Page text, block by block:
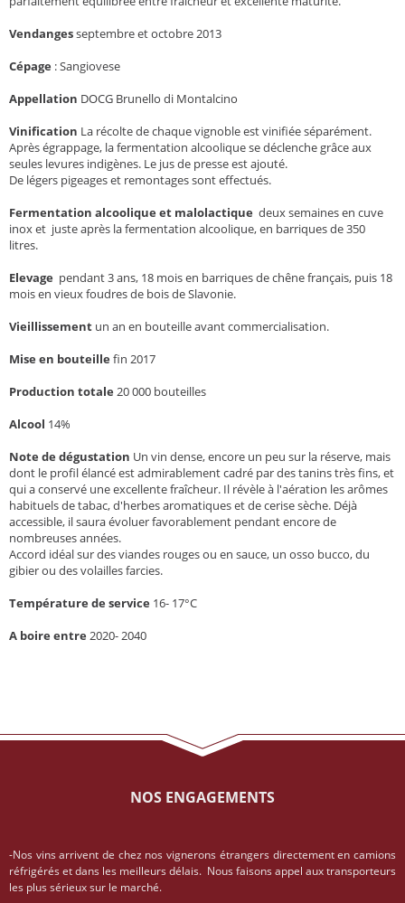
Vendangesseptembre et octobre 2013
Cépage :Sangiovese
Appellation DOCG Brunello di Montalcino
Vinification La récolte de chaque vignoble est vinifiée séparément.
Après égrappage, la fermentation alcoolique se déclenche grâce aux
seules levures indigènes. Le jus de presse est ajouté.
De légers pigeages et remontages sont effectués.
Fermentation alcoolique et malolactique deux semaines en cuve
inox et juste après la fermentation alcoolique, en barriques de 350
litres.
Elevage pendant 3 ans, 18 mois en barriques de chêne français, puis 18
mois en vieux foudres de bois de Slavonie.
Vieillissement un an en bouteille avant commercialisation.
Mise en bouteille fin 2017
Production totale 20 000 bouteilles
Alcool 14%
Note de dégustation Un vin dense, encore un peu sur la réserve, mais
dont le profil élancé est admirablement cadré par des tanins très fins, et
qui a conservé une excellente fraîcheur. Il révèle à l'aération les arômes
habituels de tabac, d'herbes aromatiques et de cerise sèche. Déjà
accessible, il saura évoluer favorablement pendant encore de
nombreuses années.
Accord idéal sur des viandes rouges ou en sauce, un osso bucco, du
gibier ou des volailles farcies.
Température de service 16- 17°C
A boire entre 2020- 2040
NOS ENGAGEMENTS
-Nos vins arrivent de chez nos vignerons étrangers directement en camions
réfrigérés et dans les meilleurs délais. Nous faisons appel aux transporteurs
les plus sérieux sur le marché.